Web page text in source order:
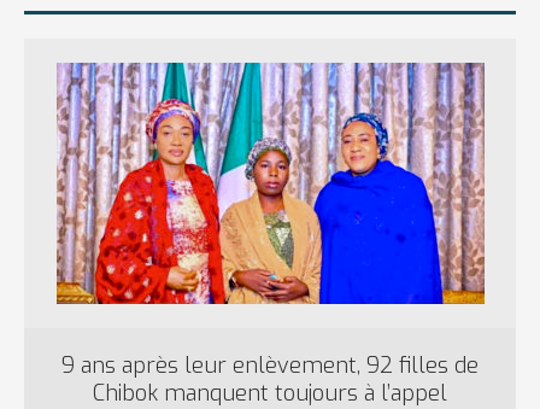
9 ans après leur enlèvement, 92 filles de
Chibok manquent toujours à l’appel